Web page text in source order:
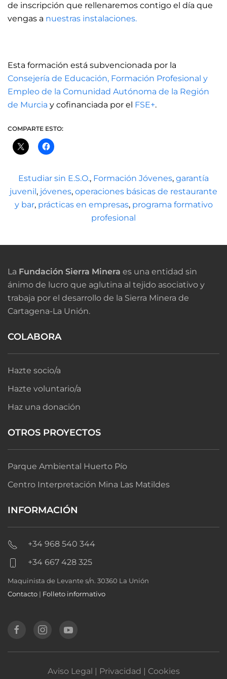
de inscripción que rellenaremos contigo el día que
vengas a nuestras instalaciones.
Esta formación está subvencionada por la
Consejería de Educación, Formación Profesional y
Empleo de la Comunidad Autónoma de la Región
de Murcia y cofinanciada por el FSE+.
COMPARTE ESTO:
Estudiar sin E.S.O., Formación Jóvenes, garantía
juvenil , jóvenes, operaciones básicas de restaurante
y bar, prácticas en empresas, programa formativo
profesional
La Fundación Sierra Minera es una entidad sin
ánimo de lucro que aglutina al tejido asociativo y
trabaja por el desarrollo de la Sierra Minera de
Cartagena-La Unión.
COLABORA
Hazte socio/a
Hazte voluntario/a
Haz una donación
OTROS PROYECTOS
Parque Ambiental Huerto Pío
Centro Interpretación Mina Las Matildes
INFORMACIÓN
+34 968 540 344
+34 667 428 325
Maquinista de Levante s/n. 30360 La Unión
Contacto | Folleto informativo
Aviso Legal | Privacidad | Cookies